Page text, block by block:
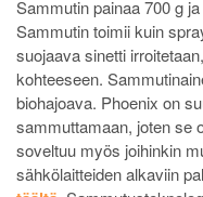
Sammutin painaa 700 g
Sammutin toimii kuin
suojaava sinetti
kohteeseen.
biohajoava. Phoenix on
sammuttamaan, joten se
soveltuu myös joihinkin
sähkölaitteiden alkaviin